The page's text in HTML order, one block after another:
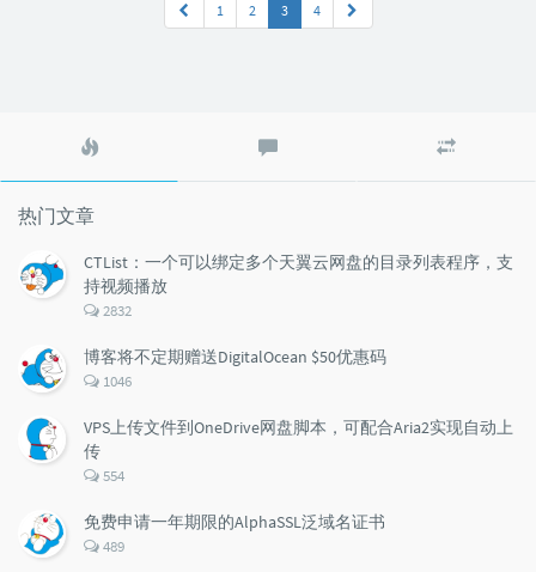
1 2 3 4
文
评
文
热门文章
CTList：一个可以绑定多个天翼云网盘的目录列表程序，支
持视频播放
评
数：
2832
博客将不定期赠送DigitalOcean $50优惠码
评
数：
1046
VPS上传文件到OneDrive网盘脚本，可配合Aria2实现自动上
传
评
数：
554
免费申请一年期限的AlphaSSL泛域名证书
评
489